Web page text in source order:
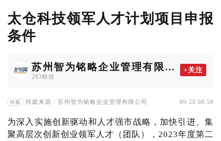
太仓科技领军人才计划项目申报
条件
苏州智为铭略企业管理有限公
司
283粉丝
+关注
转载 转载来源：苏州智为铭略企业管理有限公司 09-20 08:58
为深入实施创新驱动和人才强市战略，加快引进、集
聚高层次创新创业领军人才（团队），2023年度第二